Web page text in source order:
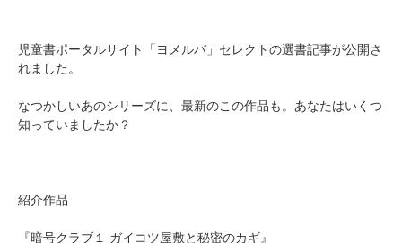
児童書ポータルサイト「ヨメルバ」セレクトの選書記事が公開さ
れました。
なつかしいあのシリーズに、最新のこの作品も。あなたはいくつ
知っていましたか？
紹介作品
『暗号クラブ１ ガイコツ屋敷と秘密のカギ』